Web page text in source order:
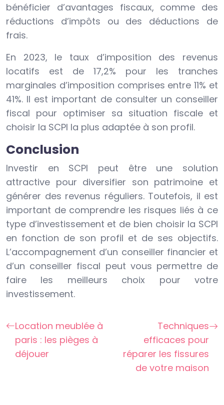
bénéficier d’avantages fiscaux, comme des
réductions d’impôts ou des déductions de
frais.
En 2023, le taux d’imposition des revenus
locatifs est de 17,2% pour les tranches
marginales d’imposition comprises entre 11% et
41%. Il est important de consulter un conseiller
fiscal pour optimiser sa situation fiscale et
choisir la SCPI la plus adaptée à son profil.
Conclusion
Investir en SCPI peut être une solution
attractive pour diversifier son patrimoine et
générer des revenus réguliers. Toutefois, il est
important de comprendre les risques liés à ce
type d’investissement et de bien choisir la SCPI
en fonction de son profil et de ses objectifs.
L’accompagnement d’un conseiller financier et
d’un conseiller fiscal peut vous permettre de
faire les meilleurs choix pour votre
investissement.
Location meublée à
paris : les pièges à
déjouer
Techniques
efficaces pour
réparer les fissures
de votre maison